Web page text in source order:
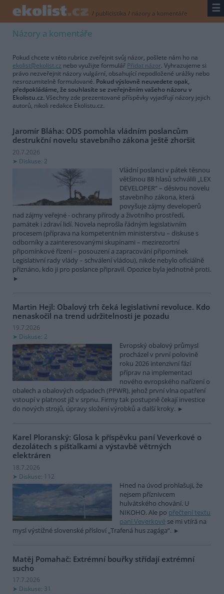
/ publicistika / názory a komentáře ☰
Názory a komentáře
Pokud chcete v této rubrice zveřejnit svůj názor, pošlete nám ho na
ekolist@ekolist.cz nebo využijte formulář Přidat názor. Vyhrazujeme si
právo nezveřejnit názory vulgární, obsahující nepodložené urážky nebo
nesrozumitelně formulované. Pokud výslovně neuvedete opak,
předpokládáme, že souhlasíte se zveřejněním vašeho názoru v
Ekolistu.cz. Všechny zde prezentované příspěvky vyjadřují názory jejich
autorů, nikoli redakce Ekolistu.cz.
Jaromír Bláha: ODS pomohla vládním poslancům
destrukční novelu stavebního zákona ještě zhoršit
20.7.2026
Diskuse: 2
Vládní poslanci v pátek těsnou
většinou 88 hlasů schválili „LEX
DEVELOPER“ – děsivou novelu
stavebního zákona, která
povyšuje zájmy developerů
nad zájmy veřejné - ochrany přírody a životního prostředí,
památek i zdraví lidí. Novela neprošla řádným legislativním
procesem (příprava na kompetentním ministerstvu – diskuse s
odborníky a zainteresovanými skupinami – mezirezortní
připomínkové řízení – posouzení a zapracování připomínek
Legislativní rady vlády – schválení vládou), nikde nebylo oficiálně
přiznáno, kdo ji pro poslance připravil. Opozice byla jednotně proti.
Martin Hejl: Obalový trh čeká legislativní revoluce. Kdo
nenaskočil na trend udržitelnosti je pozadu
19.7.2026
Diskuse: 2
Evropský obalový průmysl
procházel v první polovině
roku 2026 intenzivní fází
příprav na implementaci
nového evropského nařízení o
obalech a obalových odpadech (PPWR), jehož první vlna opatření
vstoupí v platnost již v srpnu. Firmy tak postupně čekají investice
do nových strojů, úpravy složení výrobků a další kroky.
Karel Ploranský: Glosa k příspěvku paní Veverkové o
dezolátech s píšťalkami a výstavbě větrných
elektráren
18.7.2026
Diskuse: 112
Hned na úvod prohlašuji, že
nejsem příznivcem
hulvátského chování. U
NIKOHO. Ale po přečtení textu
paní Veverkové se mi vtírá na
mysl výstižné slovenské přísloví „Trafená hus zagága“.
Matěj Pomahač: Extrémní bouřky střídají extrémní
sucho
17.7.2026
Diskuse: 31